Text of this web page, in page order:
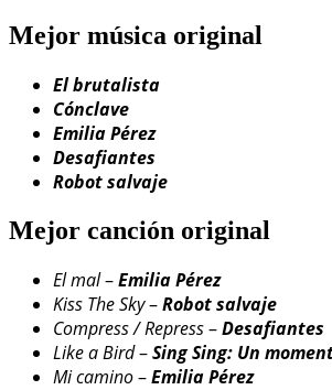
Mejor música original
El brutalista
Cónclave
Emilia Pérez
Desafiantes
Robot salvaje
Mejor canción original
El mal–Emilia Pérez
Kiss The Sky–Robot salvaje
Compress / Repress–Desafiantes
Like a Bird–Sing Sing: Un
Mi camino–Emilia Pérez